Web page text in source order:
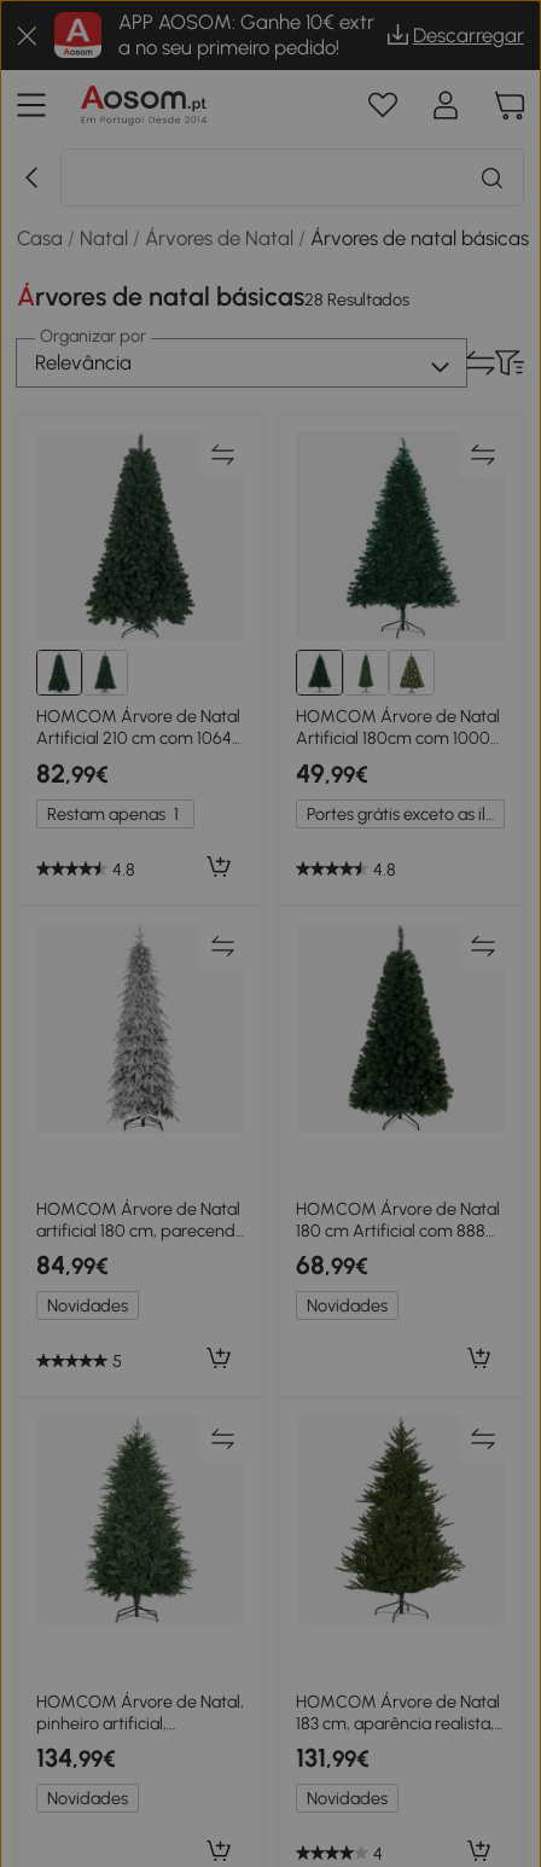
APP AOSOM: Ganhe 10€ extr
a no seu primeiro pedido!
Descarregar
Casa / Natal / Árvores de Natal / Árvores de natal básicas
Árvores de natal básicas28 Resultados
Organizar por
Relevância
HOMCOM Árvore de Natal
Artificial 210 cm com 1064
Ramos de Arame de
Memória e Base Recolhível
Árvore de Natal Verde
82,99€
Restam apenas 1
4.8
HOMCOM Árvore de Natal
Artificial 180cm com 1000
Ramos de PVC Suporte
Metálico Decoração de
Natal para Interiores
Ø102x180cm Verde
49,99€
Portes grátis exceto as ilhas
4.8
HOMCOM Árvore de Natal
artificial 180 cm, parecendo
real, com 600 ramos
densos, neve artificial,
abertura automática
84,99€
Novidades
5
HOMCOM Árvore de Natal
180 cm Artificial com 888
Ramos Ignífugos Base
Metálica Dobrável Verde
68,99€
Novidades
HOMCOM Árvore de Natal,
pinheiro artificial,
aparência realista,
montagem rápida,
plástico, verde, 114 x 114 x
180cm
134,99€
Novidades
HOMCOM Árvore de Natal
183 cm, aparência realista,
montagem rápida, incl.
base, plástico ignífugo
131,99€
Novidades
4